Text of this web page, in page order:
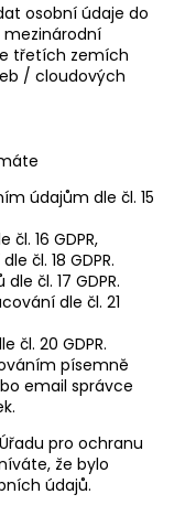
osobní údaje do
třetích zemích
/ cloudových
údajům dle čl. 15
16 GDPR,
čl. 18 GDPR.
čl. 17 GDPR.
dle čl. 21
čl. 20 GDPR.
písemně
email správce
pro ochranu
že bylo
údajů.